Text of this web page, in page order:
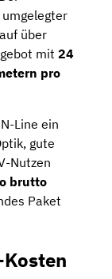
umgelegter
über
mit 24
pro
Line ein
gute
Nutzen
brutto
Paket